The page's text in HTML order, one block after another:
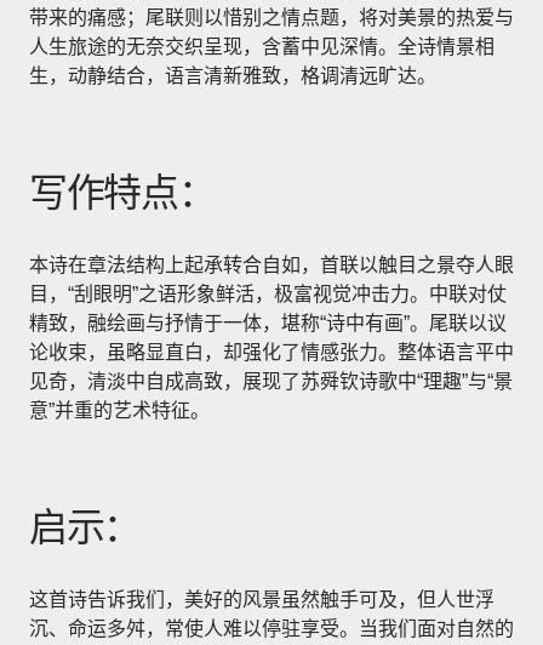
带来的痛感；尾联则以惜别之情点题，将对美景的热爱与
人生旅途的无奈交织呈现，含蓄中见深情。全诗情景相
生，动静结合，语言清新雅致，格调清远旷达。
写作特点：
本诗在章法结构上起承转合自如，首联以触目之景夺人眼
目，“刮眼明”之语形象鲜活，极富视觉冲击力。中联对仗
精致，融绘画与抒情于一体，堪称“诗中有画”。尾联以议
论收束，虽略显直白，却强化了情感张力。整体语言平中
见奇，清淡中自成高致，展现了苏舜钦诗歌中“理趣”与“景
意”并重的艺术特征。
启示：
这首诗告诉我们，美好的风景虽然触手可及，但人世浮
沉、命运多舛，常使人难以停驻享受。当我们面对自然的